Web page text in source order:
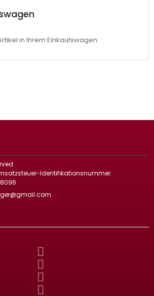
in Ihrem Einkaufswagen.
Identifikationsnummer: